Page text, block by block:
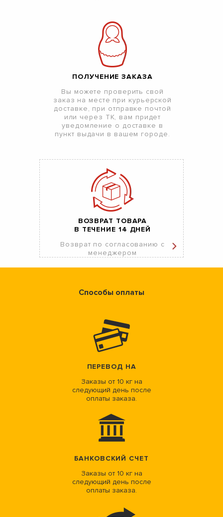
ПОЛУЧЕНИЕ ЗАКАЗА
Вы можете проверить свой
заказ на месте при курьерской
доставке, при отправке почтой
или через ТК, вам придет
уведомление о доставке в
пункт выдачи в вашем городе.
ВОЗВРАТ ТОВАРА
В ТЕЧЕНИЕ 14 ДНЕЙ
Возврат по согласованию с
менеджером
Способы оплаты
ПЕРЕВОД НА
Заказы от 10 кг на
следующий день после
оплаты заказа.
БАНКОВСКИЙ СЧЕТ
Заказы от 10 кг на
следующий день после
оплаты заказа.